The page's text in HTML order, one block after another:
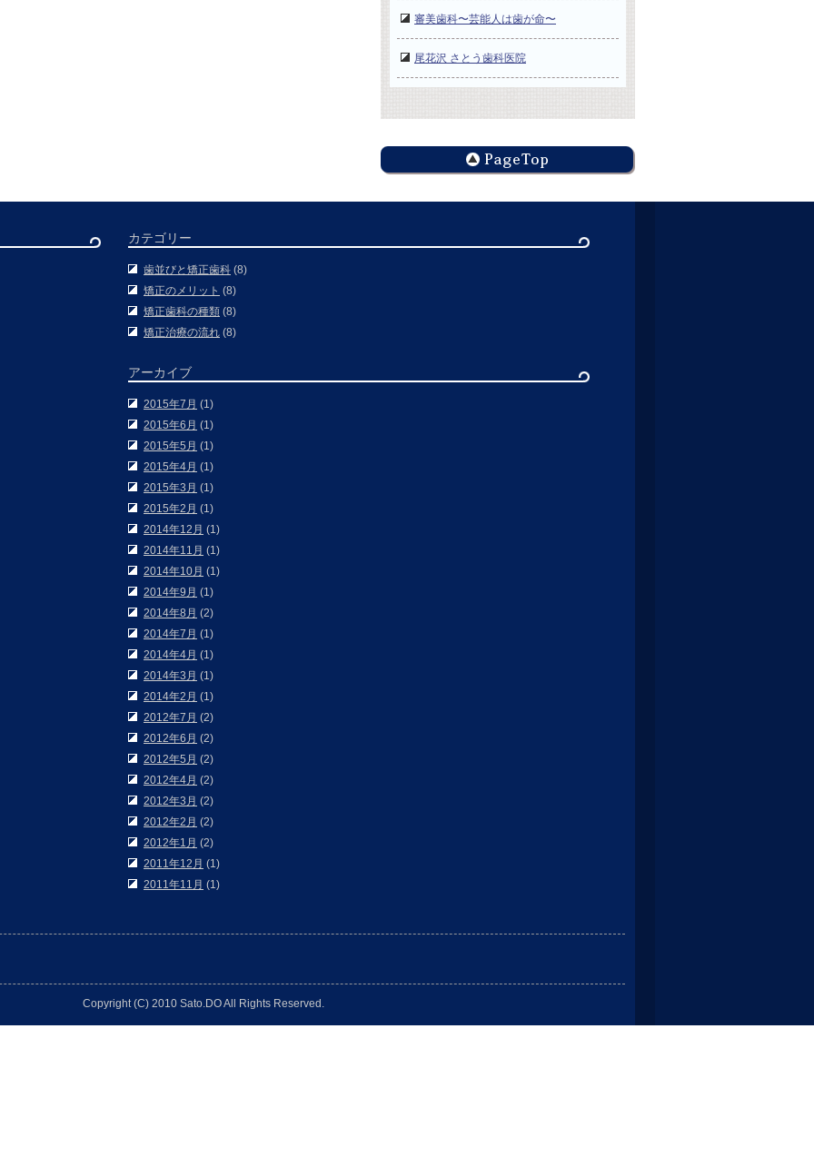
審美歯科〜芸能人は歯が命〜
尾花沢 さとう歯科医院
カテゴリー
歯並びと矯正歯科 (8)
矯正のメリット (8)
矯正歯科の種類 (8)
矯正治療の流れ (8)
アーカイブ
2015年7月 (1)
2015年6月 (1)
2015年5月 (1)
2015年4月 (1)
2015年3月 (1)
2015年2月 (1)
2014年12月 (1)
2014年11月 (1)
2014年10月 (1)
2014年9月 (1)
2014年8月 (2)
2014年7月 (1)
2014年4月 (1)
2014年3月 (1)
2014年2月 (1)
2012年7月 (2)
2012年6月 (2)
2012年5月 (2)
2012年4月 (2)
2012年3月 (2)
2012年2月 (2)
2012年1月 (2)
2011年12月 (1)
2011年11月 (1)
Copyright (C) 2010 Sato.DO All Rights Reserved.